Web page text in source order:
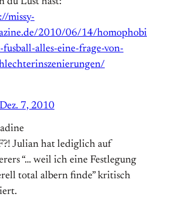
missy-
2010/06/14/homophobi
fusball-alles-eine-frage-von-
Dez. 7, 2010
Julian hat lediglich auf
“… weil ich eine Festlegung
total albern finde” kritisch